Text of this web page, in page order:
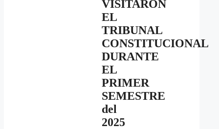
VISITARON
EL
TRIBUNAL
CONSTITUCIONAL
DURANTE
EL
PRIMER
SEMESTRE
del
2025